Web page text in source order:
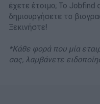
έχετε έτοιμο; Το Jobfind
δημιουργήσετε το
Ξεκινήστε!
*Κάθε φορά που μία
σας, λαμβάνετε